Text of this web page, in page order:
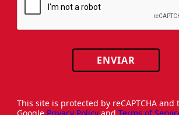
ENVIAR
This site is protected by reCAPTCHA and